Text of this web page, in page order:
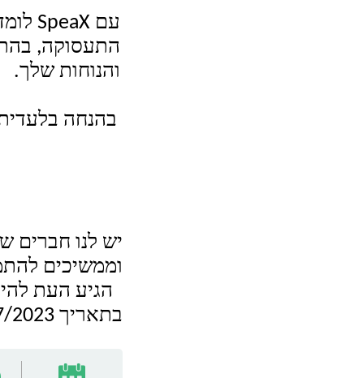
עםSpeaX
התעסוקה,
והנוחות שלך.
בהנחה
יש לנו חברים
וממשיכים
הגיע העת
בתאריך 10/7/2023 בשעה 17:00